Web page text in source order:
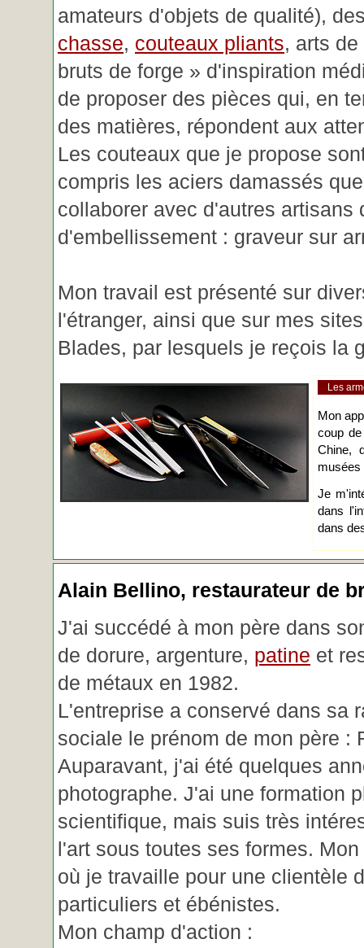
amateurs d'objets de qualité),
chasse, couteaux pliants, arts
bruts de forge » d'inspiration
de proposer des pièces qui, en
des matières, répondent aux
Les couteaux que je propose
compris les aciers damassés
collaborer avec d'autres artisans
d'embellissement : graveur sur
Mon travail est présenté sur
l'étranger, ainsi que sur mes
Blades, par lesquels je reçois la
Les
Mon
coup
Chine,
musées
Je
dans
dans
Alain Bellino, restaurateur de
J'ai succédé à mon père dans
de dorure, argenture, patine et
de métaux en 1982.
L'entreprise a conservé dans sa
sociale le prénom de mon père :
Auparavant, j'ai été quelques
photographe. J'ai une formation
scientifique, mais suis très
l'art sous toutes ses formes.
où je travaille pour une clientèle
particuliers et ébénistes.
Mon champ d'action :